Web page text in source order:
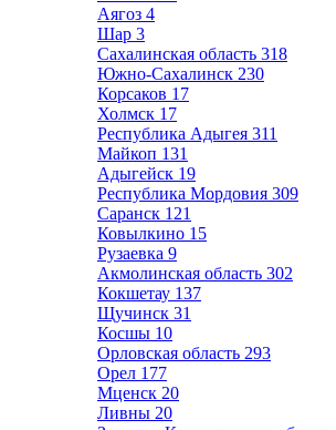
Аягоз 4
Шар 3
Сахалинская область 318
Южно-Сахалинск 230
Корсаков 17
Холмск 17
Республика Адыгея 311
Майкоп 131
Адыгейск 19
Республика Мордовия 309
Саранск 121
Ковылкино 15
Рузаевка 9
Акмолинская область 302
Кокшетау 137
Щучинск 31
Косшы 10
Орловская область 293
Орел 177
Мценск 20
Ливны 20